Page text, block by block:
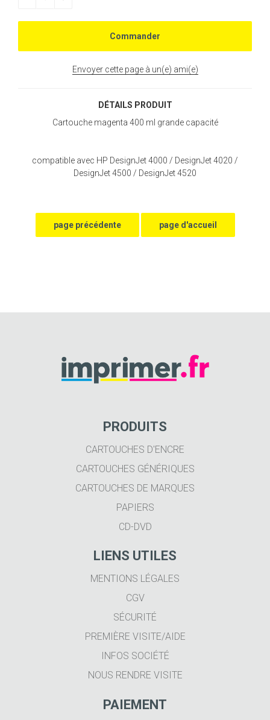
Envoyer cette page à un(e) ami(e)
DÉTAILS PRODUIT
Cartouche magenta 400 ml grande capacité
compatible avec HP DesignJet 4000 / DesignJet 4020 /
DesignJet 4500 / DesignJet 4520
PRODUITS
CARTOUCHES D'ENCRE
CARTOUCHES GÉNÉRIQUES
CARTOUCHES DE MARQUES
PAPIERS
CD-DVD
LIENS UTILES
MENTIONS LÉGALES
CGV
SÉCURITÉ
PREMIÈRE VISITE/AIDE
INFOS SOCIÉTÉ
NOUS RENDRE VISITE
PAIEMENT